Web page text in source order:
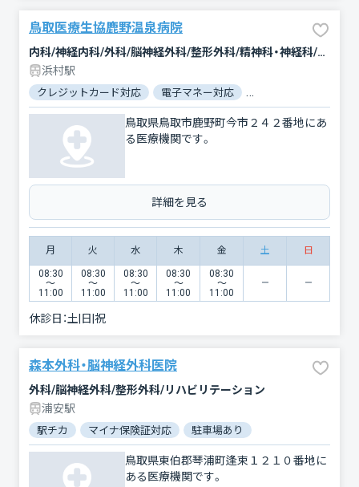
鳥取医療生協鹿野温泉病院
内科/神経内科/外科/脳神経外科/整形外科/精神科・神経科/リハビリテーション
浜村駅
クレジットカード対応 電子マネー対応
鳥取県鳥取市鹿野町今市２４２番地にあ
る医療機関です。
詳細を見る
月 火 水 木 金 土 日
08:30
〜
11:00
08:30
〜
11:00
08:30
〜
11:00
08:30
〜
11:00
08:30
〜
11:00
休診日：土|日|祝
森本外科・脳神経外科医院
外科/脳神経外科/整形外科/リハビリテーション
浦安駅
駅チカ マイナ保険証対応 駐車場あり
鳥取県東伯郡琴浦町逢束１２１０番地に
ある医療機関です。